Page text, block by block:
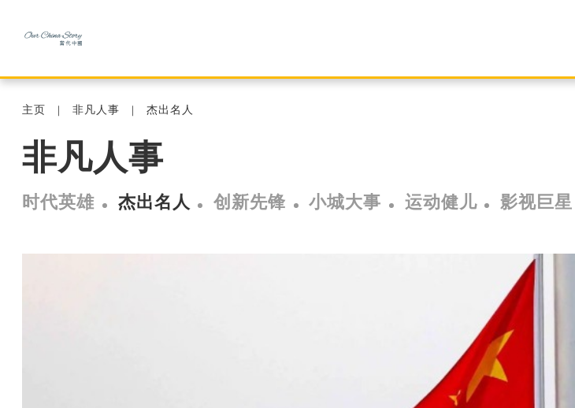
主页 非凡人事 杰出名人
非凡人事
时代英雄 杰出名人 创新先锋 小城大事 运动健儿 影视巨星